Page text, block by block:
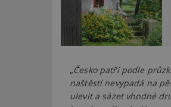
„Česko patří podle
naštěstí nevypadá na
ulevit a sázet vhodné